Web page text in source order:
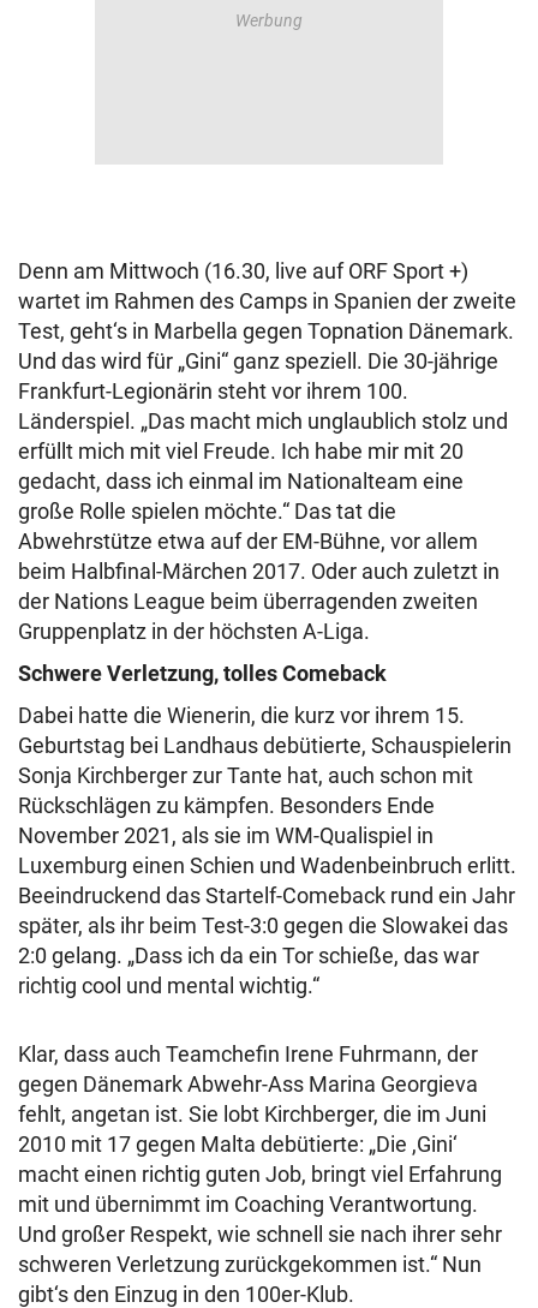
Denn am Mittwoch (16.30, live auf ORF Sport +)
wartet im Rahmen des Camps in Spanien der zweite
Test, geht‘s in Marbella gegen Topnation Dänemark.
Und das wird für „Gini“ ganz speziell. Die 30-jährige
Frankfurt-Legionärin steht vor ihrem 100.
Länderspiel. „Das macht mich unglaublich stolz und
erfüllt mich mit viel Freude. Ich habe mir mit 20
gedacht, dass ich einmal im Nationalteam eine
große Rolle spielen möchte.“ Das tat die
Abwehrstütze etwa auf der EM-Bühne, vor allem
beim Halbfinal-Märchen 2017. Oder auch zuletzt in
der Nations League beim überragenden zweiten
Gruppenplatz in der höchsten A-Liga.
Schwere Verletzung, tolles Comeback
Dabei hatte die Wienerin, die kurz vor ihrem 15.
Geburtstag bei Landhaus debütierte, Schauspielerin
Sonja Kirchberger zur Tante hat, auch schon mit
Rückschlägen zu kämpfen. Besonders Ende
November 2021, als sie im WM-Qualispiel in
Luxemburg einen Schien und Wadenbeinbruch erlitt.
Beeindruckend das Startelf-Comeback rund ein Jahr
später, als ihr beim Test-3:0 gegen die Slowakei das
2:0 gelang. „Dass ich da ein Tor schieße, das war
richtig cool und mental wichtig.“
Klar, dass auch Teamchefin Irene Fuhrmann, der
gegen Dänemark Abwehr-Ass Marina Georgieva
fehlt, angetan ist. Sie lobt Kirchberger, die im Juni
2010 mit 17 gegen Malta debütierte: „Die ,Gini‘
macht einen richtig guten Job, bringt viel Erfahrung
mit und übernimmt im Coaching Verantwortung.
Und großer Respekt, wie schnell sie nach ihrer sehr
schweren Verletzung zurückgekommen ist.“ Nun
gibt‘s den Einzug in den 100er-Klub.